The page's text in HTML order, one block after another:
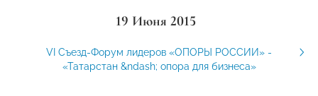
19 Июня 2015
VI Съезд-Форум лидеров «ОПОРЫ РОССИИ» -
«Татарстан &ndash; опора для бизнеса»